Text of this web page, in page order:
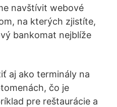
navštívit webové
na kterých zjistíte,
bankomat nejblíže
aj ako terminály na
čo je
pre reštaurácie a